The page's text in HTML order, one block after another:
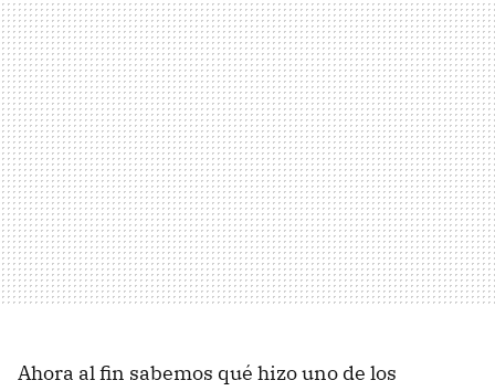
Ahora al fin sabemos qué hizo uno de los